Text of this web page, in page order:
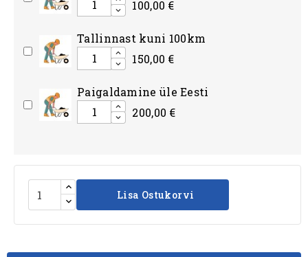
100,00 €
Tallinnast kuni 100km
150,00 €
Paigaldamine üle Eesti
200,00 €
Lisa Ostukorvi